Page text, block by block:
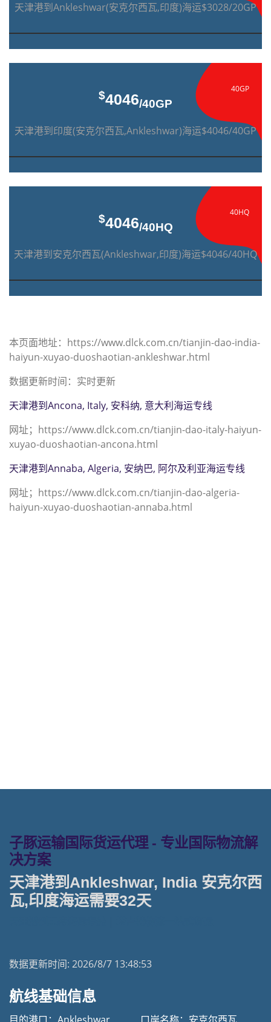
天津港到Ankleshwar(安克尔西瓦,印度)海运$3028/20GP
40GP
$4046/40GP
天津港到印度(安克尔西瓦,Ankleshwar)海运$4046/40GP
40HQ
$4046/40HQ
天津港到安克尔西瓦(Ankleshwar,印度)海运$4046/40HQ
本页面地址：https://www.dlck.com.cn/tianjin-dao-india-
haiyun-xuyao-duoshaotian-ankleshwar.html
数据更新时间：实时更新
天津港到Ancona, Italy, 安科纳, 意大利海运专线
网址；https://www.dlck.com.cn/tianjin-dao-italy-haiyun-
xuyao-duoshaotian-ancona.html
天津港到Annaba, Algeria, 安纳巴, 阿尔及利亚海运专线
网址；https://www.dlck.com.cn/tianjin-dao-algeria-
haiyun-xuyao-duoshaotian-annaba.html
子豚运输国际货运代理 - 专业国际物流解
决方案
天津港到Ankleshwar, India 安克尔西
瓦,印度海运需要32天
数据更新时间: 2026/8/7 13:48:53
航线基础信息